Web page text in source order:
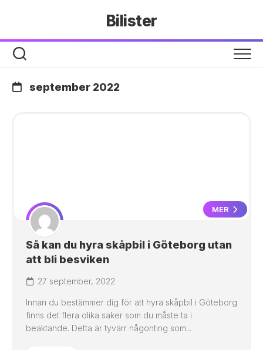
Bilister
september 2022
MER
Så kan du hyra skåpbil i Göteborg utan
att bli besviken
27 september, 2022
Innan du bestämmer dig för att hyra skåpbil i Göteborg
finns det flera olika saker som du måste ta i
beaktande. Detta är tyvärr någonting som...